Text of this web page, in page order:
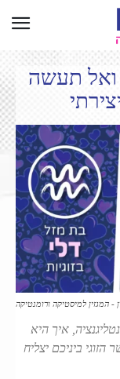
ואל תעשה
- המגזין למיסטיקה ורומנטיקה
איך היא
ביניכם יצליח